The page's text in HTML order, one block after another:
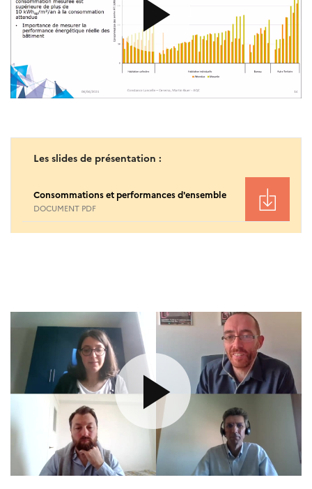
Les slides de présentation :
Consommations et performances d'ensemble
DOCUMENT PDF